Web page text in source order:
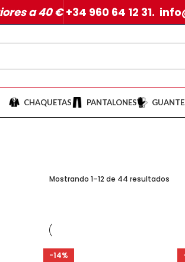
a 40 €+34 960 64 12 31.
CHAQUETAS PANTALONES
Mostrando 1–12 de 44 resultados
-14%